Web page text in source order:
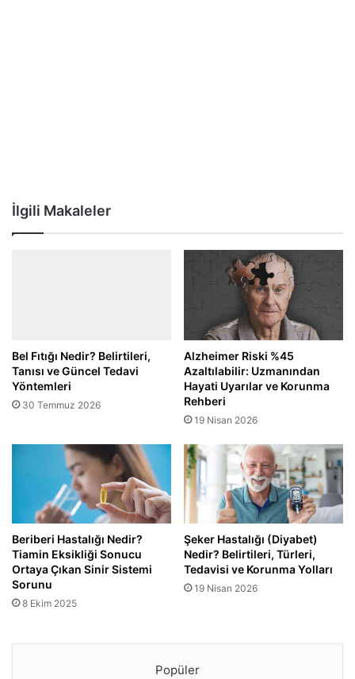
İlgili Makaleler
Bel Fıtığı Nedir? Belirtileri,
Tanısı ve Güncel Tedavi
Yöntemleri
30 Temmuz 2026
Alzheimer Riski %45
Azaltılabilir: Uzmanından
Hayati Uyarılar ve Korunma
Rehberi
19 Nisan 2026
Beriberi Hastalığı Nedir?
Tiamin Eksikliği Sonucu
Ortaya Çıkan Sinir Sistemi
Sorunu
8 Ekim 2025
Şeker Hastalığı (Diyabet)
Nedir? Belirtileri, Türleri,
Tedavisi ve Korunma Yolları
19 Nisan 2026
Popüler